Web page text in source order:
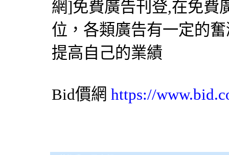
網]免費廣告刊登,在免費
位，各類廣告有一定的
提高自己的業績
Bid價網 https://